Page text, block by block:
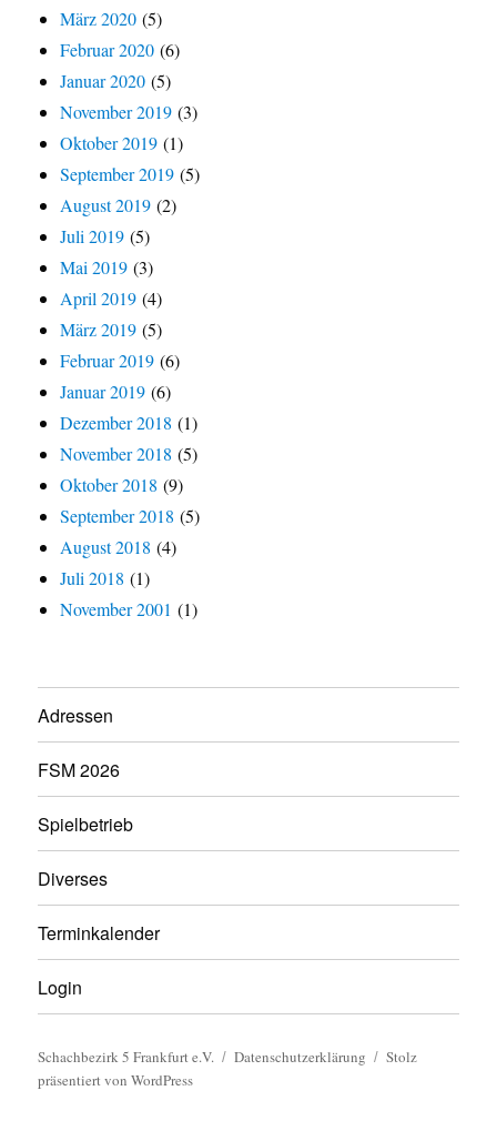
März 2020 (5)
Februar 2020 (6)
Januar 2020 (5)
November 2019 (3)
Oktober 2019 (1)
September 2019 (5)
August 2019 (2)
Juli 2019 (5)
Mai 2019 (3)
April 2019 (4)
März 2019 (5)
Februar 2019 (6)
Januar 2019 (6)
Dezember 2018 (1)
November 2018 (5)
Oktober 2018 (9)
September 2018 (5)
August 2018 (4)
Juli 2018 (1)
November 2001 (1)
Adressen
FSM 2026
Spielbetrieb
Diverses
Terminkalender
Login
Schachbezirk 5 Frankfurt e.V. Datenschutzerklärung
Stolz
präsentiert von WordPress